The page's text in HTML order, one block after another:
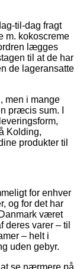
til-dag fragt
m. kokoscreme
lægges
til at de har
de lageransatte
men i mange
præcis sum. I
Kolding,
produkter til
for enhver
og for det har
været
varer – til
– helt i
uden gebyr.
se nærmere på